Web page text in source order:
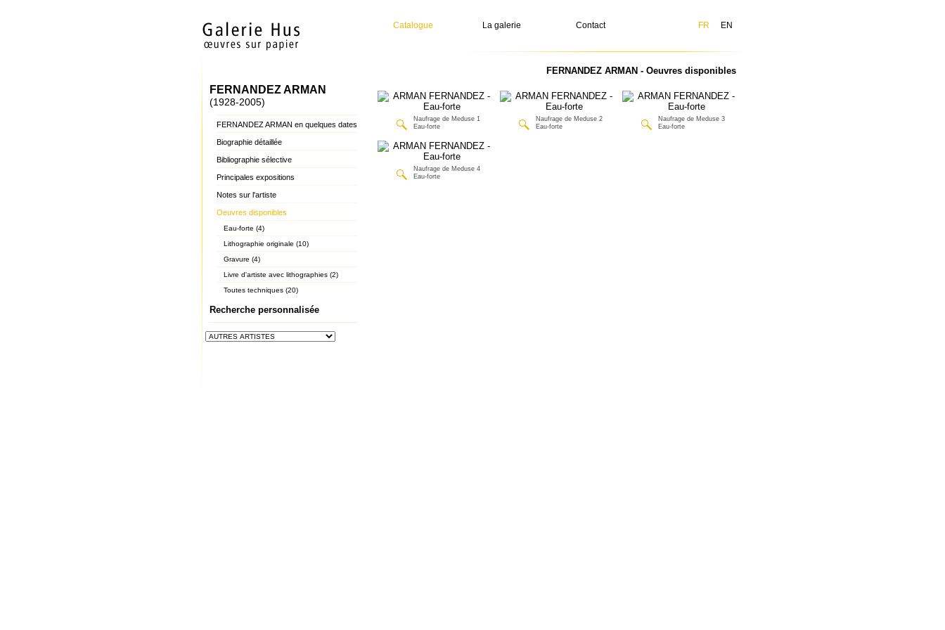
Catalogue La galerie Contact FR EN
FERNANDEZ ARMAN
(1928-2005)
FERNANDEZ ARMAN en quelques dates
Biographie détaillée
Bibliographie sélective
Principales expositions
Notes sur l'artiste
Oeuvres disponibles
Eau-forte (4)
Lithographie originale (10)
Gravure (4)
Livre d'artiste avec lithographies (2)
Toutes techniques (20)
Recherche personnalisée
FERNANDEZ ARMAN - Oeuvres disponibles
Naufrage de Meduse 1
Eau-forte
Naufrage de Meduse 2
Eau-forte
Naufrage de Meduse 3
Eau-forte
Naufrage de Meduse 4
Eau-forte